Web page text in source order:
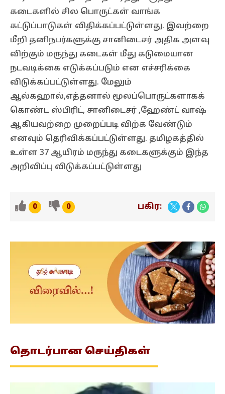
கடைகளில் சில பொருட்கள் வாங்க
கட்டுப்பாடுகள் விதிக்கப்பட்டுள்ளது. இவற்றை
மீறி தனிநபர்களுக்கு சானிடைசர் அதிக அளவு
விற்கும் மருந்து கடைகள் மீது கடுமையான
நடவடிக்கை எடுக்கப்படும் என எச்சரிக்கை
விடுக்கப்பட்டுள்ளது. மேலும்
ஆல்கஹால்,எத்தனால் மூலப்பொருட்களாகக்
கொண்ட ஸ்பிரிட், சானிடைசர் ,ஹேண்ட் வாஷ்
ஆகியவற்றை முறைப்படி விற்க வேண்டும்
எனவும் தெரிவிக்கப்பட்டுள்ளது. தமிழகத்தில்
உள்ள 37 ஆயிரம் மருந்து கடைகளுக்கும் இந்த
அறிவிப்பு விடுக்கப்பட்டுள்ளது
0 0 பகிர:
தொடர்பான செய்திகள்